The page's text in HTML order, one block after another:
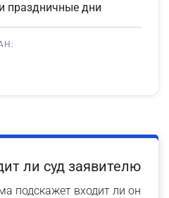
праздничные дни
ли суд заявителю
подскажет входит ли он